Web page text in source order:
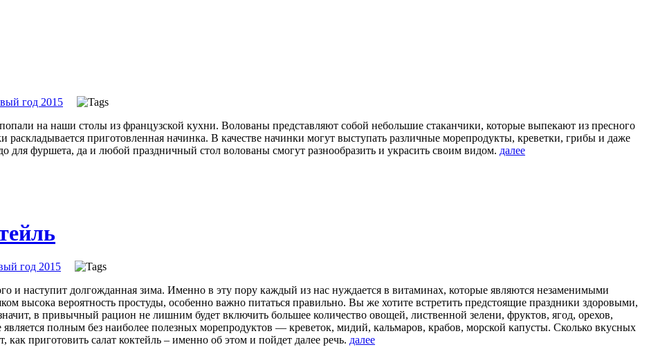
год 2015
на наши столы из французской кухни. Волованы представляют собой небольшие стаканчики, которые выпекают из пресного
приготовленная начинка. В качестве начинки могут выступать различные морепродукты, креветки, грибы и даже
для фуршета, да и любой праздничный стол волованы смогут разнообразить и украсить своим видом. далее
год 2015
и наступит долгожданная зима. Именно в эту пору каждый из нас нуждается в витаминах, которые являются незаменимыми
высока вероятность простуды, особенно важно питаться правильно. Вы же хотите встретить предстоящие праздники здоровыми,
в привычный рацион не лишним будет включить большее количество овощей, лиственной зелени, фруктов, ягод, орехов,
полным без наиболее полезных морепродуктов — креветок, мидий, кальмаров, крабов, морской капусты. Сколько вкусных
приготовить салат коктейль – именно об этом и пойдет далее речь. далее